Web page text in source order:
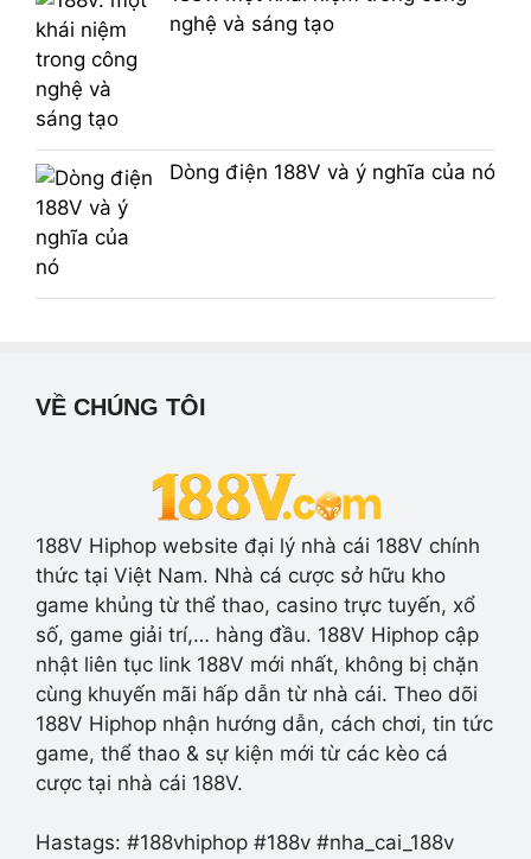
nghệ và sáng tạo
Dòng điện 188V và ý nghĩa của nó
VỀ CHÚNG TÔI
188V Hiphop website đại lý nhà cái 188V chính
thức tại Việt Nam. Nhà cá cược sở hữu kho
game khủng từ thể thao, casino trực tuyến, xổ
số, game giải trí,… hàng đầu. 188V Hiphop cập
nhật liên tục link 188V mới nhất, không bị chặn
cùng khuyến mãi hấp dẫn từ nhà cái. Theo dõi
188V Hiphop nhận hướng dẫn, cách chơi, tin tức
game, thể thao & sự kiện mới từ các kèo cá
cược tại nhà cái 188V.
Hastags: #188vhiphop #188v #nha_cai_188v